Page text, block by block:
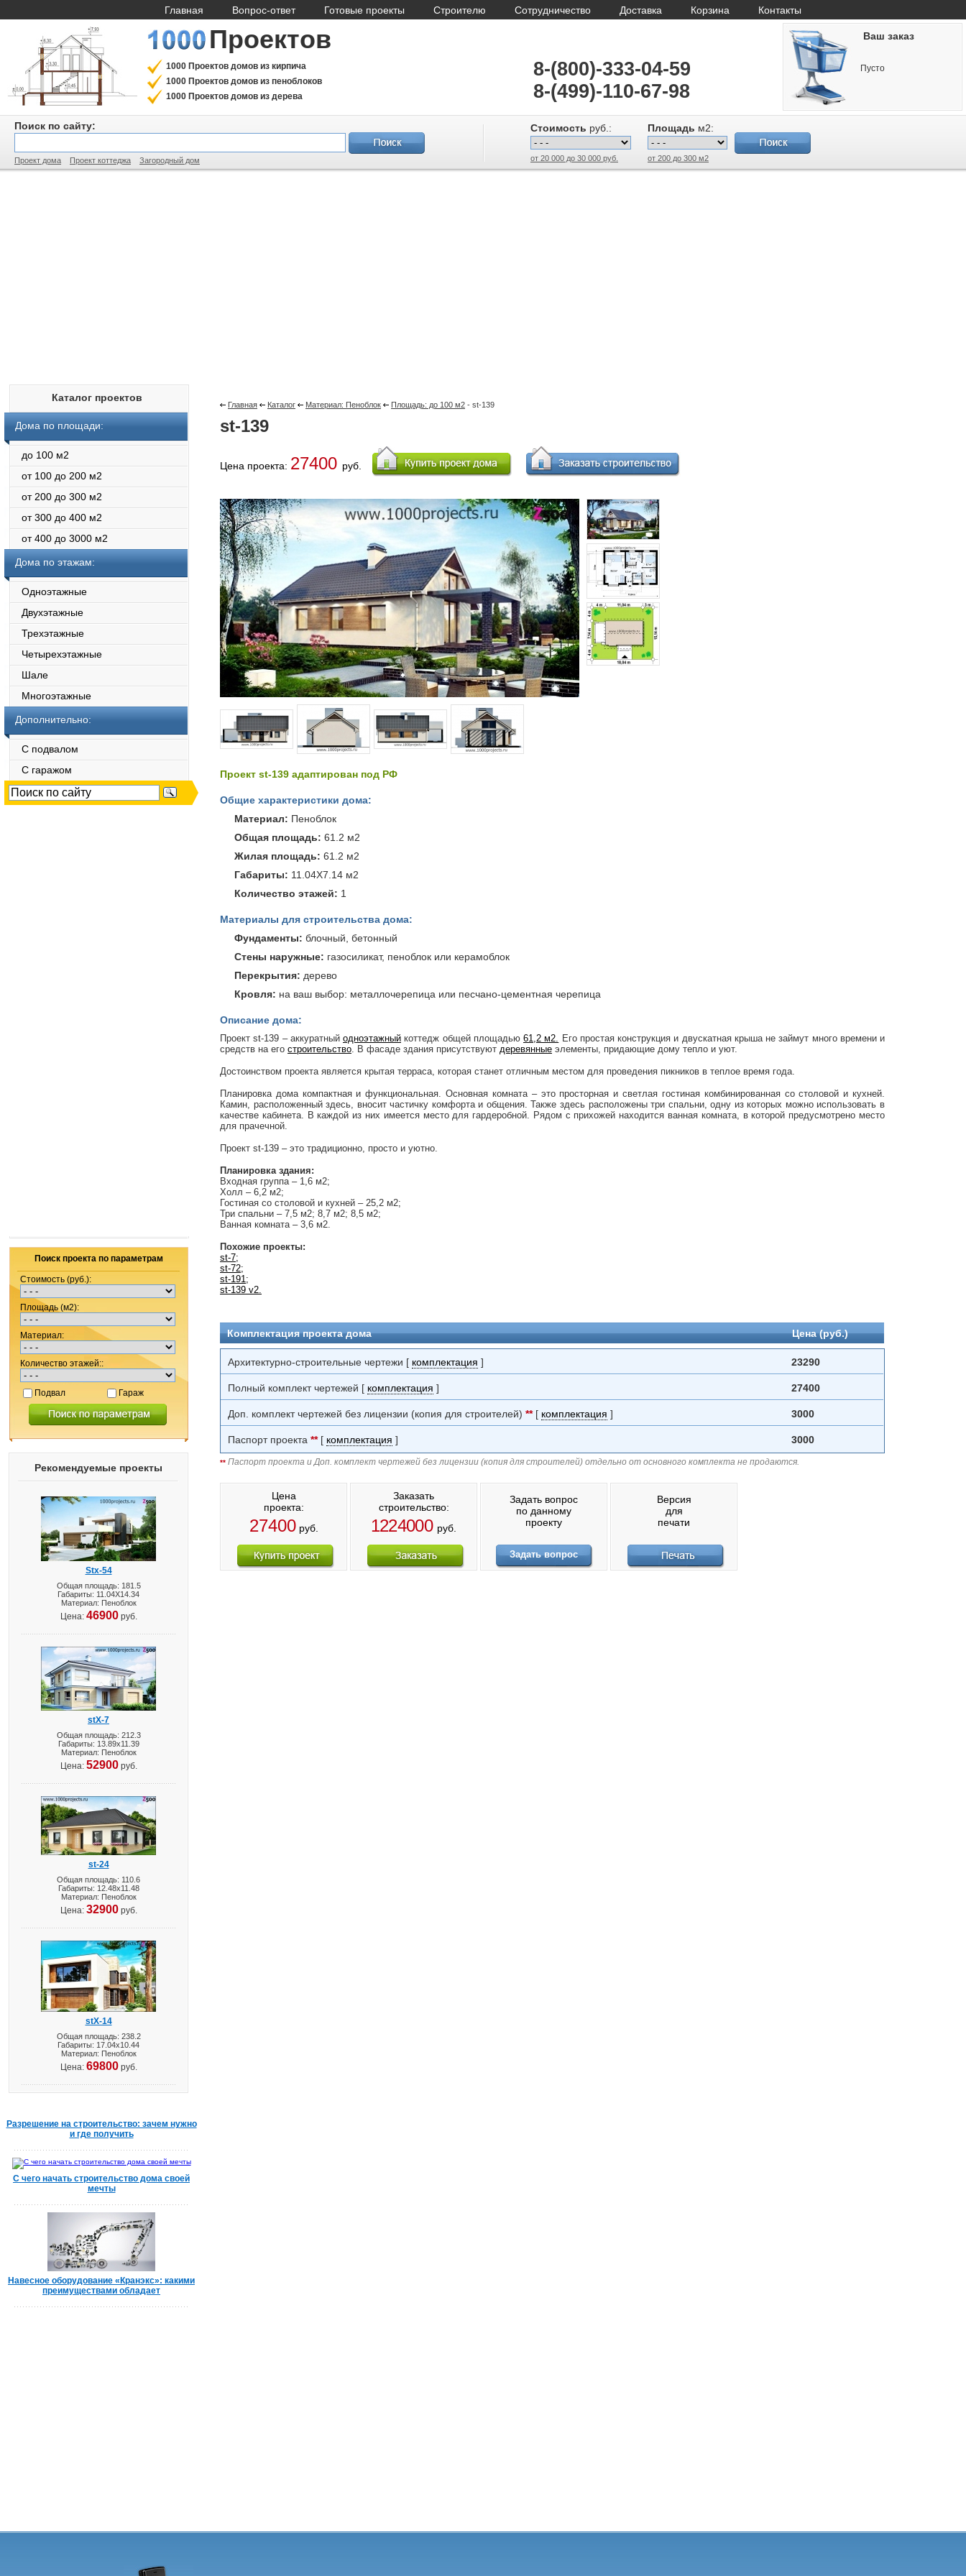
Главная Вопрос-ответ Готовые проекты Строителю Сотрудничество Доставка Корзина Контакты
Проектов
1000 Проектов домов из кирпича
1000 Проектов домов из пеноблоков
1000 Проектов домов из дерева
8-(800)-333-04-59
8-(499)-110-67-98
Ваш заказ
Пусто
Поиск по сайту:
Проект дома Проект коттеджа Загородный дом
Стоимость руб.:
от 20 000 до 30 000 руб.
Площадь м2:
от 200 до 300 м2
Каталог проектов
Дома по площади:
до 100 м2
от 100 до 200 м2
от 200 до 300 м2
от 300 до 400 м2
от 400 до 3000 м2
Дома по этажам:
Одноэтажные
Двухэтажные
Трехэтажные
Четырехэтажные
Шале
Многоэтажные
Дополнительно:
С подвалом
С гаражом
Поиск проекта по параметрам
Стоимость (руб.):
Площадь (м2):
Материал:
Количество этажей::
Подвал Гараж
Рекомендуемые проекты
Stx-54
Общая площадь: 181.5
Габариты: 11.04X14.34
Материал: Пеноблок
Цена: 46900руб.
stX-7
Общая площадь: 212.3
Габариты: 13.89х11.39
Материал: Пеноблок
Цена: 52900руб.
st-24
Общая площадь: 110.6
Габариты: 12.48х11.48
Материал: Пеноблок
Цена: 32900руб.
stX-14
Общая площадь: 238.2
Габариты: 17.04х10.44
Материал: Пеноблок
Цена: 69800руб.
Разрешение на строительство: зачем нужно
и где получить
С чего начать строительство дома своей
мечты
Навесное оборудование «Кранэкс»: какими
преимуществами обладает
Главная Каталог Материал: Пеноблок Площадь: до 100 м2 - st-139
st-139
Цена проекта: 27400 руб.
Проект st-139 адаптирован под РФ
Общие характеристики дома:
Материал: Пеноблок
Общая площадь: 61.2 м2
Жилая площадь: 61.2 м2
Габариты: 11.04X7.14 м2
Количество этажей: 1
Материалы для строительства дома:
Фундаменты: блочный, бетонный
Стены наружные: газосиликат, пеноблок или керамоблок
Перекрытия: дерево
Кровля: на ваш выбор: металлочерепица или песчано-цементная черепица
Описание дома:
Проектst-139 – аккуратный одноэтажный коттедж общей площадью 61,2 м2. Его простая конструкция и двускатная крыша не займут много времени и
средств на его строительство. В фасаде здания присутствуют деревянные элементы, придающие дому тепло и уют.
Достоинством проекта является крытая терраса, которая станет отличным местом для проведения пикников в теплое время года.
Планировка дома компактная и функциональная. Основная комната – это просторная и светлая гостиная комбинированная со столовой и кухней.
Камин, расположенный здесь, вносит частичку комфорта и общения. Также здесь расположены три спальни, одну из которых можно использовать в
качестве кабинета. В каждой из них имеется место для гардеробной. Рядом с прихожей находится ванная комната, в которой предусмотрено место
для прачечной.
Проект st-139 – это традиционно, просто и уютно.
Планировка здания:
Входная группа – 1,6 м2;
Холл – 6,2 м2;
Гостиная со столовой и кухней – 25,2 м2;
Три спальни – 7,5 м2; 8,7 м2; 8,5 м2;
Ванная комната – 3,6 м2.
Похожие проекты:
st-7;
st-72;
st-191;
st-139 v2.
Комплектация проекта дома Цена (руб.)
Архитектурно-строительные чертежи [ комплектация ] 23290
Полный комплект чертежей [ комплектация ] 27400
Доп. комплект чертежей без лицензии (копия для строителей) **[ комплектация ] 3000
Паспорт проекта **[ комплектация ] 3000
** Паспорт проекта и Доп. комплект чертежей без лицензии (копия для строителей) отдельно от основного комплекта не продаются.
Цена
проекта:
27400руб.
Заказать
строительство:
1224000 руб.
Задать вопрос
по данному
проекту
Задать вопрос
Версия
для
печати